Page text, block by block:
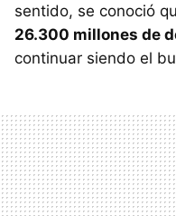
sentido, se conoció
26.300 millones de
continuar siendo el